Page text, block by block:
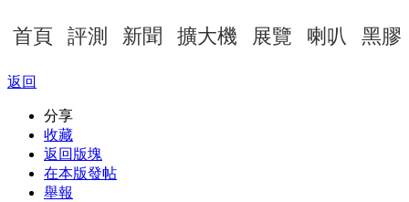
首頁 評測 新聞 擴大機 展覽 喇叭 黑膠
返回
分享
收藏
返回版塊
在本版發帖
舉報